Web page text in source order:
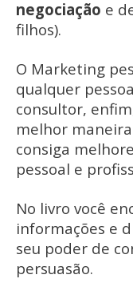
negociação e
filhos).
O Marketing
qualquer
consultor,
melhor
consiga
pessoal e
No livro você
informações e
seu poder de
persuasão.